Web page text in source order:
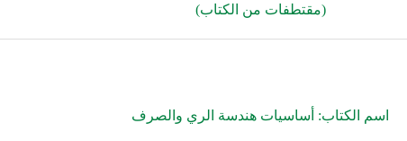
(مقتطفات من الكتاب)
اسم الكتاب: أساسيات هندسة الري والصرف